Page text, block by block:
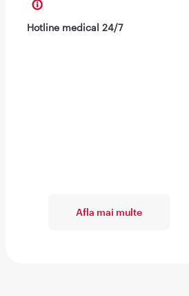
Hotline medical 24/7
Afla mai multe